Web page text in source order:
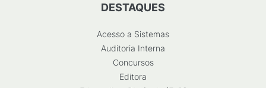
DESTAQUES
Acesso a Sistemas
Auditoria Interna
Concursos
Editora